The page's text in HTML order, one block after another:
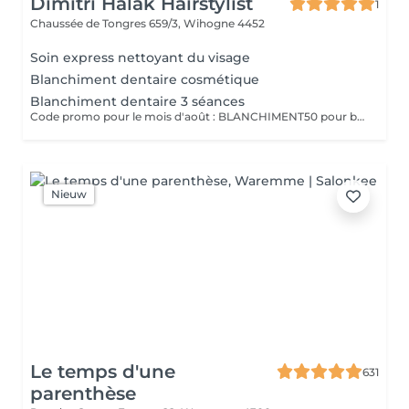
1
Chaussée de Tongres 659/3, Wihogne 4452
Soin express nettoyant du visage
Blanchiment dentaire cosmétique
Blanchiment dentaire 3 séances
Code promo pour le mois d'août : BLANCHIMENT50 pour bénéficier de 50% sur la prestation. Indiquer le code promo lors de la réservation en ligne.
Nieuw
Le temps d'une
parenthèse
631